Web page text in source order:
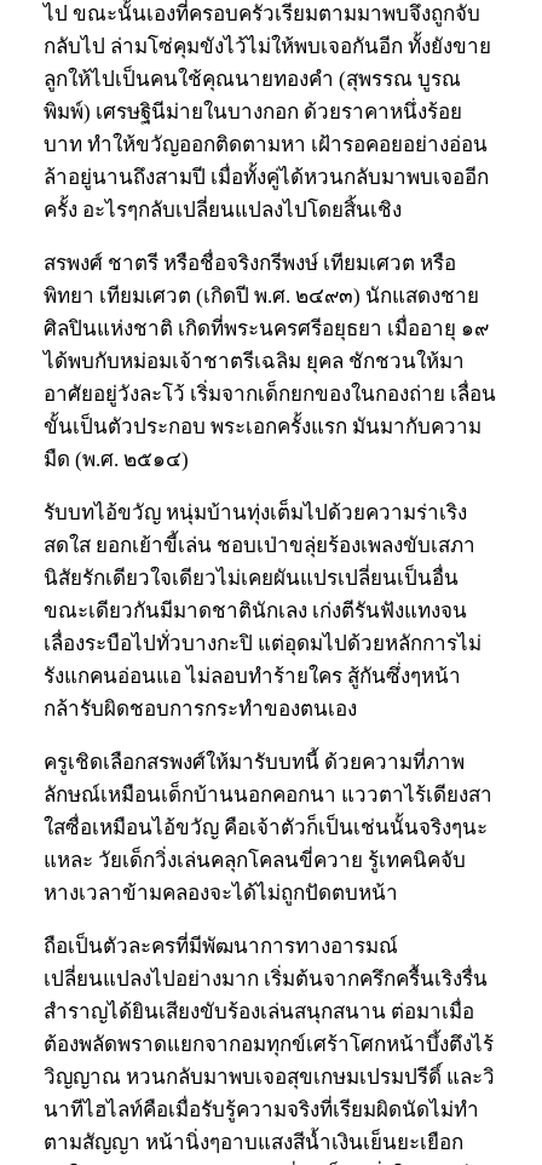
ไป ขณะนั้นเองที่ครอบครัวเรียมตามมาพบจึงถูกจับ
กลับไป ล่ามโซ่คุมขังไว้ไม่ให้พบเจอกันอีก ทั้งยังขาย
ลูกให้ไปเป็นคนใช้คุณนายทองคำ (สุพรรณ บูรณ
พิมพ์) เศรษฐินีม่ายในบางกอก ด้วยราคาหนึ่งร้อย
บาท ทำให้ขวัญออกติดตามหา เฝ้ารอคอยอย่างอ่อน
ล้าอยู่นานถึงสามปี เมื่อทั้งคู่ได้หวนกลับมาพบเจออีก
ครั้ง อะไรๆกลับเปลี่ยนแปลงไปโดยสิ้นเชิง
สรพงศ์ ชาตรี หรือชื่อจริงกรีพงษ์ เทียมเศวต หรือ
พิทยา เทียมเศวต (เกิดปี พ.ศ. ๒๔๙๓) นักแสดงชาย
ศิลปินแห่งชาติ เกิดที่พระนครศรีอยุธยา เมื่ออายุ ๑๙
ได้พบกับหม่อมเจ้าชาตรีเฉลิม ยุคล ชักชวนให้มา
อาศัยอยู่วังละโว้ เริ่มจากเด็กยกของในกองถ่าย เลื่อน
ขั้นเป็นตัวประกอบ พระเอกครั้งแรก มันมากับความ
มืด (พ.ศ. ๒๕๑๔)
รับบทไอ้ขวัญ หนุ่มบ้านทุ่งเต็มไปด้วยความร่าเริง
สดใส ยอกเย้าขี้เล่น ชอบเป่าขลุ่ยร้องเพลงขับเสภา
นิสัยรักเดียวใจเดียวไม่เคยผันแปรเปลี่ยนเป็นอื่น
ขณะเดียวกันมีมาดชาตินักเลง เก่งตีรันฟังแทงจน
เลื่องระบือไปทั่วบางกะปิ แต่อุดมไปด้วยหลักการไม่
รังแกคนอ่อนแอ ไม่ลอบทำร้ายใคร สู้กันซึ่งๆหน้า
กล้ารับผิดชอบการกระทำของตนเอง
ครูเชิดเลือกสรพงศ์ให้มารับบทนี้ ด้วยความที่ภาพ
ลักษณ์เหมือนเด็กบ้านนอกคอกนา แววตาไร้เดียงสา
ใสซื่อเหมือนไอ้ขวัญ คือเจ้าตัวก็เป็นเช่นนั้นจริงๆนะ
แหละ วัยเด็กวิ่งเล่นคลุกโคลนขี่ควาย รู้เทคนิคจับ
หางเวลาข้ามคลองจะได้ไม่ถูกปัดตบหน้า
ถือเป็นตัวละครที่มีพัฒนาการทางอารมณ์
เปลี่ยนแปลงไปอย่างมาก เริ่มต้นจากครึกครื้นเริงรื่น
สำราญได้ยินเสียงขับร้องเล่นสนุกสนาน ต่อมาเมื่อ
ต้องพลัดพราดแยกจากอมทุกข์เศร้าโศกหน้าบึ้งตึงไร้
วิญญาณ หวนกลับมาพบเจอสุขเกษมเปรมปรีดิ์ และวิ
นาทีไฮไลท์คือเมื่อรับรู้ความจริงที่เรียมผิดนัดไม่ทำ
ตามสัญญา หน้านิ่งๆอาบแสงสีน้ำเงินเย็นยะเยือก